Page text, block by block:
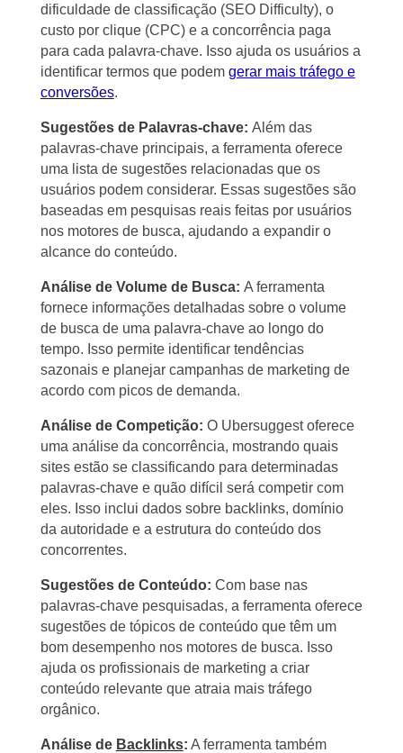
dificuldade de classificação (SEO Difficulty), o
custo por clique (CPC) e a concorrência paga
para cada palavra-chave. Isso ajuda os usuários a
identificar termos que podem gerar mais tráfego e
conversões.
Sugestões de Palavras-chave: Além das
palavras-chave principais, a ferramenta oferece
uma lista de sugestões relacionadas que os
usuários podem considerar. Essas sugestões são
baseadas em pesquisas reais feitas por usuários
nos motores de busca, ajudando a expandir o
alcance do conteúdo.
Análise de Volume de Busca: A ferramenta
fornece informações detalhadas sobre o volume
de busca de uma palavra-chave ao longo do
tempo. Isso permite identificar tendências
sazonais e planejar campanhas de marketing de
acordo com picos de demanda.
Análise de Competição: O Ubersuggest oferece
uma análise da concorrência, mostrando quais
sites estão se classificando para determinadas
palavras-chave e quão difícil será competir com
eles. Isso inclui dados sobre backlinks, domínio
da autoridade e a estrutura do conteúdo dos
concorrentes.
Sugestões de Conteúdo: Com base nas
palavras-chave pesquisadas, a ferramenta oferece
sugestões de tópicos de conteúdo que têm um
bom desempenho nos motores de busca. Isso
ajuda os profissionais de marketing a criar
conteúdo relevante que atraia mais tráfego
orgânico.
Análise de Backlinks: A ferramenta também